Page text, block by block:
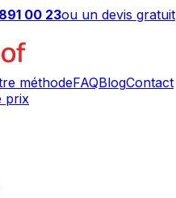
00 23ou un devis gratuit
méthodeFAQBlogContact
prix